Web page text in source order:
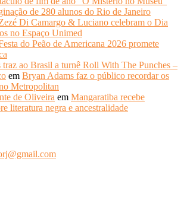
de 280 alunos do Rio de Janeiro
Di Camargo & Luciano celebram o Dia
no Espaço Unimed
do Peão de Americana 2026 promete
ao Brasil a turnê Roll With The Punches –
em Bryan Adams faz o público recordar os
Metropolitan
de Oliveira em Mangaratiba recebe
literatura negra e ancestralidade